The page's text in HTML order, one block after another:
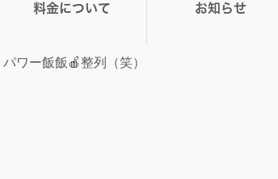
料金について お知らせ
パワー飯飯🍎整列（笑）